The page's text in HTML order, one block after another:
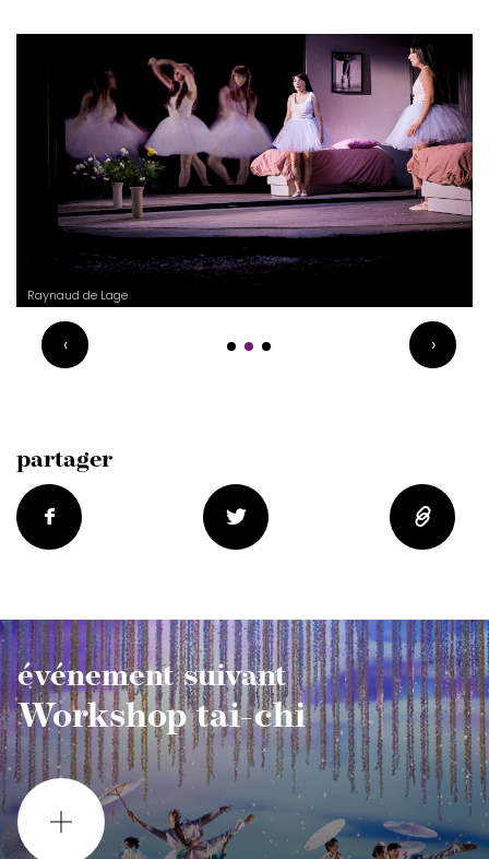
Raynaud de Lage
‹ ›
partager
événement suivant
Workshop tai-chi